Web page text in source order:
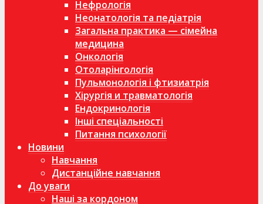
Нефрологія
Неонатологія та педіатрія
Загальна практика — сімейна
медицина
Онкологія
Отоларінгологія
Пульмонологія і фтизиатрія
Хірургія и травматологія
Ендокринологія
Інші спеціальності
Питання психології
Новини
Навчання
Дистанційне навчання
До уваги
Наші за кордоном